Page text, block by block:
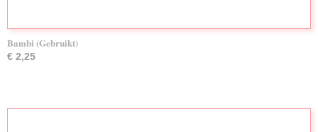
Bambi (Gebruikt)
€ 2,25